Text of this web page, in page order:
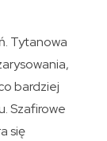
Tytanowa
bardziej
Szafirowe
się